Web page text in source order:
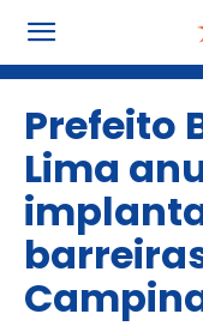
Prefeito
Lima